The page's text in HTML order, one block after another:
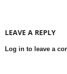
LEAVE A REPLY
Log in to leave a